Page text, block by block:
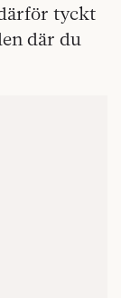
tyckt
där du